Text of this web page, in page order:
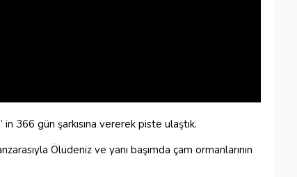
366 gün şarkısına vererek piste ulaştık.
Ölüdeniz ve yanı başımda çam ormanlarının